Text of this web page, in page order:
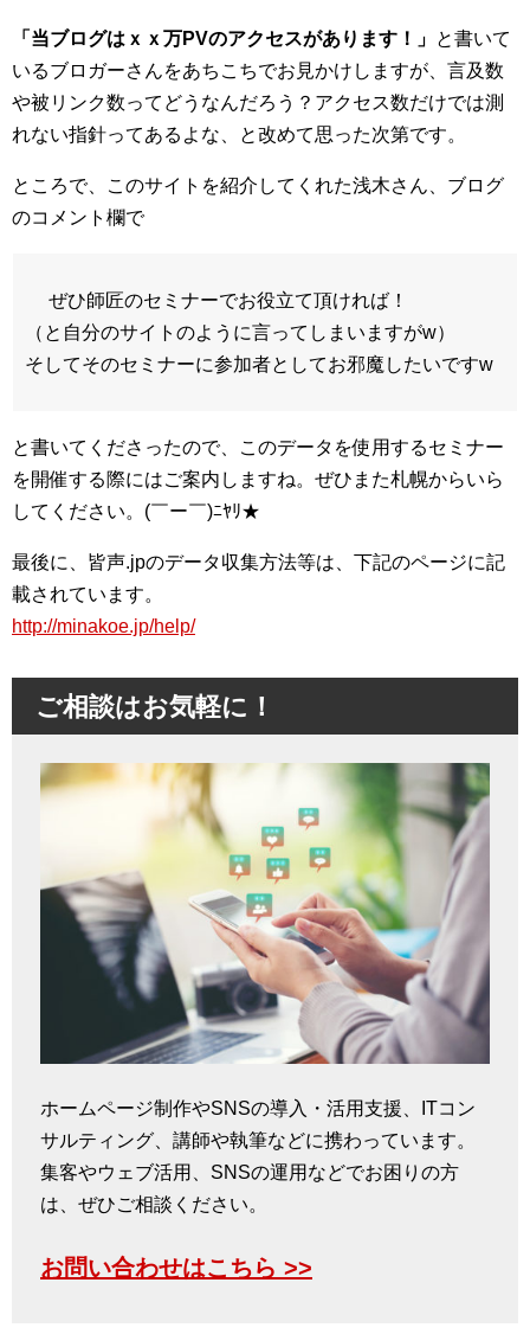
「当ブログはｘｘ万PVのアクセスがあります！」 と書いて
いるブロガーさんをあちこちでお見かけしますが、言及数
や被リンク数ってどうなんだろう？アクセス数だけでは測
れない指針ってあるよな、と改めて思った次第です。
ところで、このサイトを紹介してくれた浅木さん、ブログ
のコメント欄で
ぜひ師匠のセミナーでお役立て頂ければ！
（と自分のサイトのように言ってしまいますがw）
そしてそのセミナーに参加者としてお邪魔したいですw
と書いてくださったので、このデータを使用するセミナー
を開催する際にはご案内しますね。ぜひまた札幌からいら
してください。(￣ー￣)ﾆﾔﾘ★
最後に、皆声.jpのデータ収集方法等は、下記のページに記
載されています。
http://minakoe.jp/help/
ご相談はお気軽に！
ホームページ制作やSNSの導入・活用支援、ITコン
サルティング、講師や執筆などに携わっています。
集客やウェブ活用、SNSの運用などでお困りの方
は、ぜひご相談ください。
お問い合わせはこちら >>